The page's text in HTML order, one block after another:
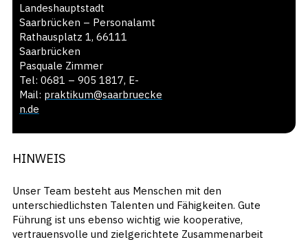
Landeshauptstadt
Saarbrücken – Personalamt
Rathausplatz 1, 66111
Saarbrücken
Pasquale Zimmer
Tel: 0681 – 905 1817, E-
Mail: praktikum@saarbruecke
n.de
HINWEIS
Unser Team besteht aus Menschen mit den
unterschiedlichsten Talenten und Fähigkeiten. Gute
Führung ist uns ebenso wichtig wie kooperative,
vertrauensvolle und zielgerichtete Zusammenarbeit